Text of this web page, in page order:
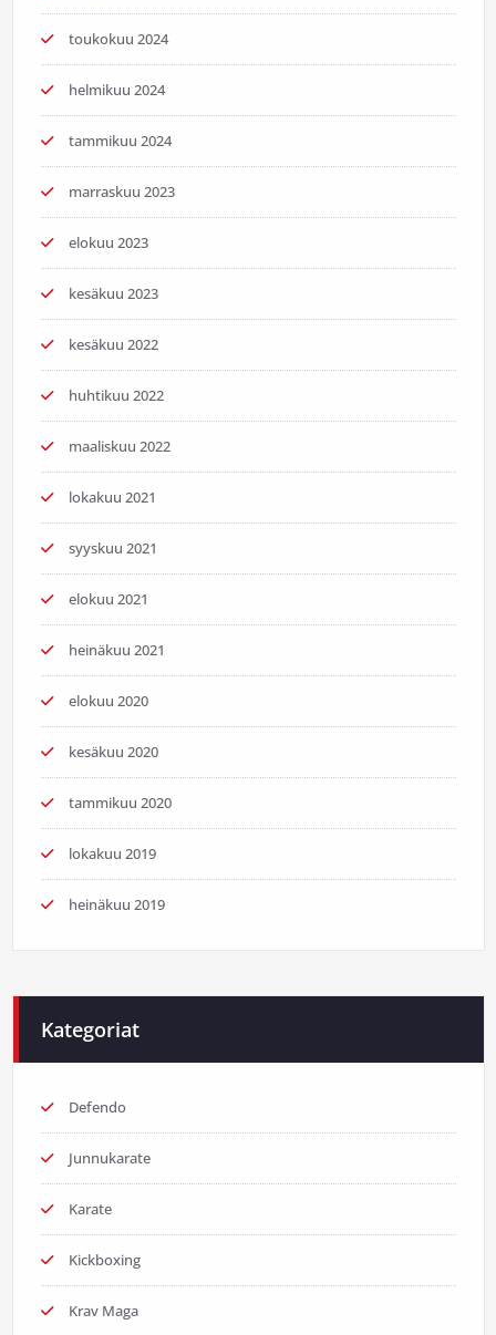
toukokuu 2024
helmikuu 2024
tammikuu 2024
marraskuu 2023
elokuu 2023
kesäkuu 2023
kesäkuu 2022
huhtikuu 2022
maaliskuu 2022
lokakuu 2021
syyskuu 2021
elokuu 2021
heinäkuu 2021
elokuu 2020
kesäkuu 2020
tammikuu 2020
lokakuu 2019
heinäkuu 2019
Kategoriat
Defendo
Junnukarate
Karate
Kickboxing
Krav Maga